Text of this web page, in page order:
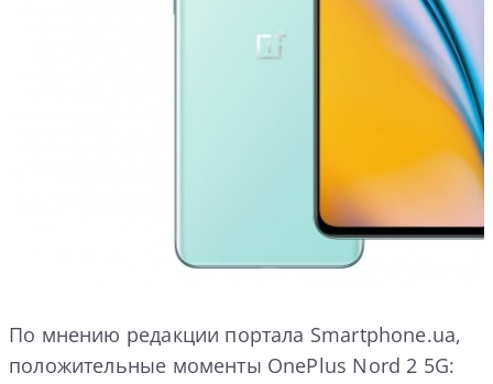
По мнению редакции портала Smartphone.ua,
положительные моменты OnePlus Nord 2 5G: